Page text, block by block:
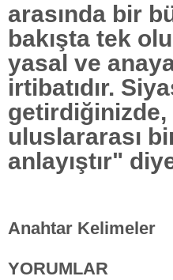
arasında bir
bakışta tek
yasal ve
irtibatıdır.
getirdiğinizde,
uluslararası
anlayıştır"
Anahtar Kelimeler
YORUMLAR